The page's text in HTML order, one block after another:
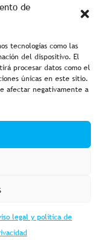
de
tecnologías como las
del dispositivo. El
procesar datos como el
únicas en este sitio.
afectar negativamente a
legal y política de
Política de cookies